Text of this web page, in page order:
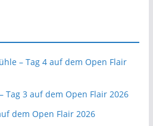
– Tag 4 auf dem Open Flair
Tag 3 auf dem Open Flair 2026
dem Open Flair 2026